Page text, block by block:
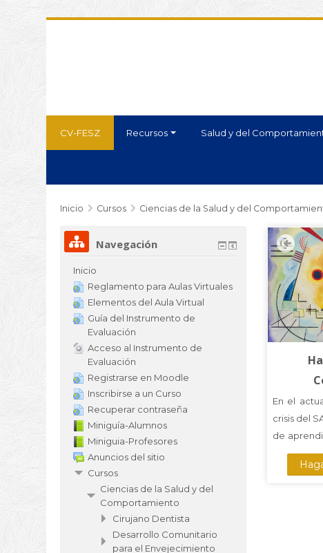
CV-FESZ Recursos Salud y del
Inicio Cursos Ciencias de la Salud y del
En el
crisis del
de
LA
permitirá
Navegación
Inicio
Reglamento para Aulas Virtuales
Elementos del Aula Virtual
Guía del Instrumento de
Evaluación
Acceso al Instrumento de
Evaluación
Registrarse en Moodle
Inscribirse a un Curso
Recuperar contraseña
Miniguía-Alumnos
Miniguia-Profesores
Anuncios del sitio
Cursos
Ciencias de la Salud y del
Comportamiento
Cirujano Dentista
Desarrollo Comunitario
para el Envejecimiento